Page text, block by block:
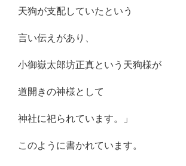
天狗が支配していたという
言い伝えがあり、
小御嶽太郎坊正真という天狗様が
道開きの神様として
神社に祀られています。」
このように書かれています。